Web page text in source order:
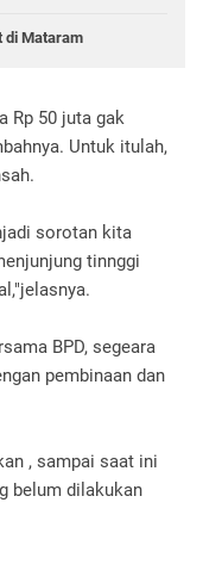
di Mataram
Rp 50 juta gak
Untuk itulah,
sorotan kita
tinnggi
BPD, segeara
pembinaan dan
, sampai saat ini
belum dilakukan